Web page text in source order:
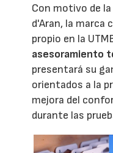
Con motivo de la
d'Aran, la marca
propio en la
asesoramiento
presentará su
orientados a la
mejora del
durante las